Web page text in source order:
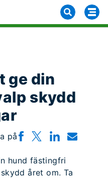
ge din
skydd
på
hund fästingfri
året om. Ta